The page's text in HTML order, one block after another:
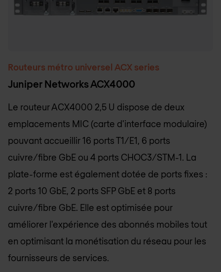
Routeurs métro universel ACX series
Juniper Networks ACX4000
Le routeur ACX4000 2,5 U dispose de deux
emplacements MIC (carte d'interface modulaire)
pouvant accueillir 16 ports T1/E1, 6 ports
cuivre/fibre GbE ou 4 ports CHOC3/STM-1. La
plate-forme est également dotée de ports fixes :
2 ports 10 GbE, 2 ports SFP GbE et 8 ports
cuivre/fibre GbE. Elle est optimisée pour
améliorer l'expérience des abonnés mobiles tout
en optimisant la monétisation du réseau pour les
fournisseurs de services.